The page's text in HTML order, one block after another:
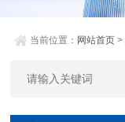
当前位置： 网站首页 >